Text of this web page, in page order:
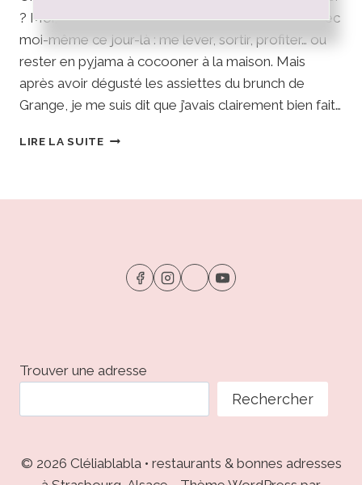
? Moi, je ne suis jamais vraiment en adéquation avec
moi-même ce jour-là : me lever, sortir, profiter… ou
rester en pyjama à cocooner à la maison. Mais
après avoir dégusté les assiettes du brunch de
Grange, je me suis dit que j’avais clairement bien fait…
LIRE LA SUITEGRANGE
RÉVEILLE
Trouver une adresse
Rechercher
© 2026 Cléliablabla • restaurants & bonnes adresses